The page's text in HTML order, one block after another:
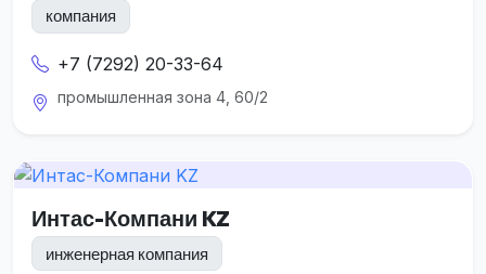
компания
+7 (7292) 20-33-64
промышленная зона 4, 60/2
Интас-Компани KZ
инженерная компания